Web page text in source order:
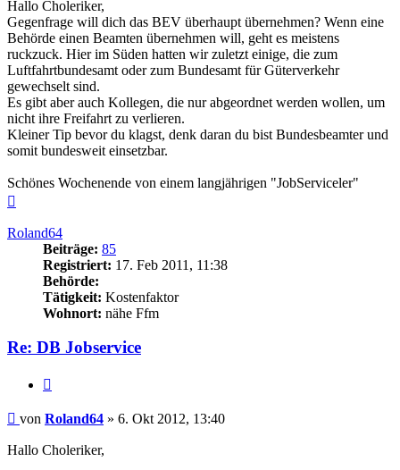
Hallo Choleriker,
Gegenfrage will dich das BEV überhaupt übernehmen? Wenn eine
Behörde einen Beamten übernehmen will, geht es meistens
ruckzuck. Hier im Süden hatten wir zuletzt einige, die zum
Luftfahrtbundesamt oder zum Bundesamt für Güterverkehr
gewechselt sind.
Es gibt aber auch Kollegen, die nur abgeordnet werden wollen, um
nicht ihre Freifahrt zu verlieren.
Kleiner Tip bevor du klagst, denk daran du bist Bundesbeamter und
somit bundesweit einsetzbar.
Schönes Wochenende von einem langjährigen "JobServiceler"
Roland64
Beiträge: 85
Registriert: 17. Feb 2011, 11:38
Behörde:
Tätigkeit: Kostenfaktor
Wohnort: nähe Ffm
Re: DB Jobservice
Beitrag
von Roland64 » 6. Okt 2012, 13:40
Hallo Choleriker,